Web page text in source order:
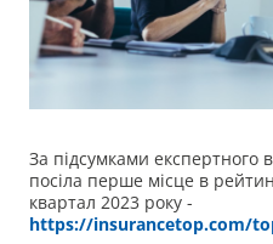
За підсумками експертного
посіла перше місце в
квартал 2023 року -
https://insurancetop.com/